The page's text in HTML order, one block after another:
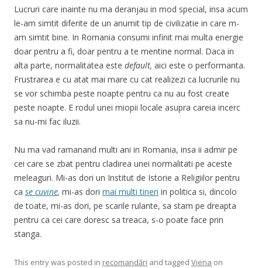
Lucruri care inainte nu ma deranjau in mod special, insa acum
le-am simtit diferite de un anumit tip de civilizatie in care m-
am simtit bine. In Romania consumi infinit mai multa energie
doar pentru a fi, doar pentru a te mentine normal. Daca in
alta parte, normalitatea este default, aici este o performanta.
Frustrarea e cu atat mai mare cu cat realizezi ca lucrurile nu
se vor schimba peste noapte pentru ca nu au fost create
peste noapte. E rodul unei miopii locale asupra careia incerc
sa nu-mi fac iluzii.
Nu ma vad ramanand multi ani in Romania, insa ii admir pe
cei care se zbat pentru cladirea unei normalitati pe aceste
meleaguri. Mi-as dori un Institut de Istorie a Religiilor pentru
ca se cuvine, mi-as dori mai multi tineri in politica si, dincolo
de toate, mi-as dori, pe scarile rulante, sa stam pe dreapta
pentru ca cei care doresc sa treaca, s-o poate face prin
stanga.
This entry was posted in recomandări and tagged Viena on